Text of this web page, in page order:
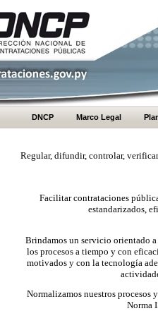
DNCP Marco Legal
Regular, difundir, controlar,
Facilitar contrataciones
estandarizados,
Brindamos un servicio orientado a
los procesos a tiempo y con
motivados y con la tecnología
Normalizamos nuestros procesos
Norma